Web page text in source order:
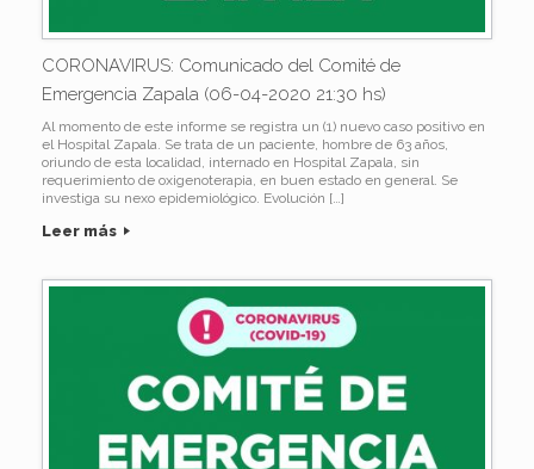
CORONAVIRUS: Comunicado del Comité de
Emergencia Zapala (06-04-2020 21:30 hs)
Al momento de este informe se registra un (1) nuevo caso positivo en
el Hospital Zapala. Se trata de un paciente, hombre de 63 años,
oriundo de esta localidad, internado en Hospital Zapala, sin
requerimiento de oxigenoterapia, en buen estado en general. Se
investiga su nexo epidemiológico. Evolución […]
Leer más